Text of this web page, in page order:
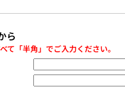
ら
て「半角」でご入力ください。